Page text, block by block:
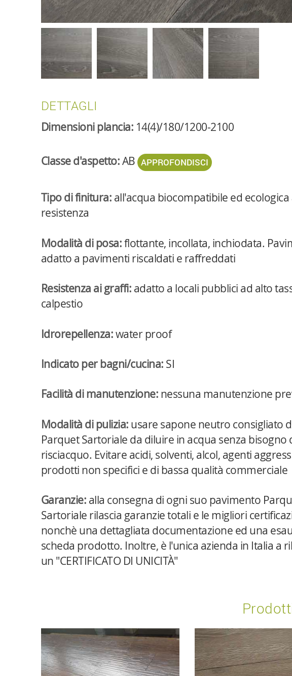
DETTAGLI
Dimensioni plancia: 14(4)/180/1200-2100
Classe d'aspetto:AB
Tipo di finitura: all'acqua biocompatibile ed ecologica
resistenza
Modalità di posa:flottante, incollata, inchiodata.
adatto a pavimenti riscaldati e raffreddati
Resistenza ai graffi: adatto a locali pubblici ad alto
calpestio
Idrorepellenza:water proof
Indicato per bagni/cucina: SI
Facilità di manutenzione: nessuna manutenzione
Modalità di pulizia: usare sapone neutro consigliato
Parquet Sartoriale da diluire in acqua senza bisogno
risciacquo. Evitare acidi, solventi, alcol, agenti
prodotti non specifici e di bassa qualità commerciale
Garanzie: alla consegna di ogni suo pavimento
Sartoriale rilascia garanzie totali e le migliori
nonchè una dettagliata documentazione ed una
scheda prodotto. Inoltre, è l'unica azienda in Italia a
un "CERTIFICATO DI UNICITÀ"